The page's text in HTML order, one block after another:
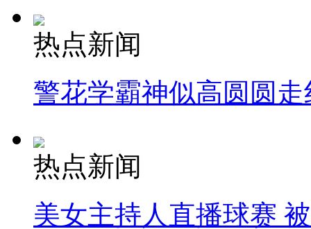
热点新闻
警花学霸神似高圆圆走
热点新闻
美女主持人直播球赛